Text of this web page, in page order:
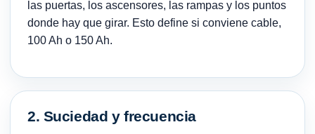
las puertas, los ascensores, las rampas y los puntos
donde hay que girar. Esto define si conviene cable,
100 Ah o 150 Ah.
2. Suciedad y frecuencia